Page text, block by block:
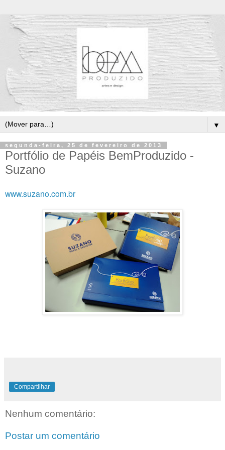
▼
segunda-feira, 25 de fevereiro de 2013
Portfólio de Papéis BemProduzido -
Suzano
www.suzano.com.br
Compartilhar
Nenhum comentário:
Postar um comentário